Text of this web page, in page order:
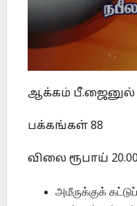
ஆக்கம்
பக்கங்கள் 88
விலை ரூபாய் 20.00
அமீருக்குக்